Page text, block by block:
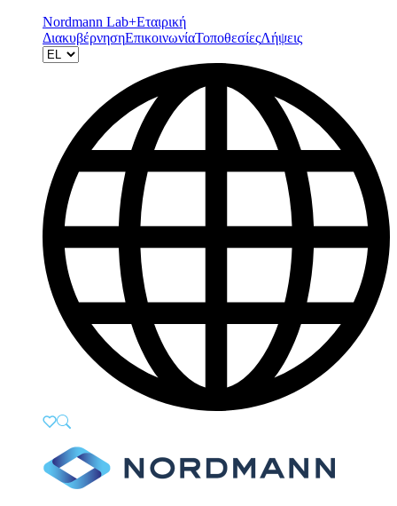
Nordmann Lab+Εταιρική
ΔιακυβέρνησηΕπικοινωνίαΤοποθεσίεςΛήψεις